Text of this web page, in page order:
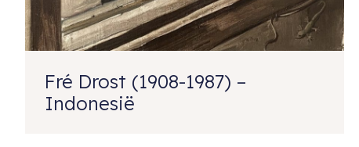
Fré Drost (1908-1987) –
Indonesië